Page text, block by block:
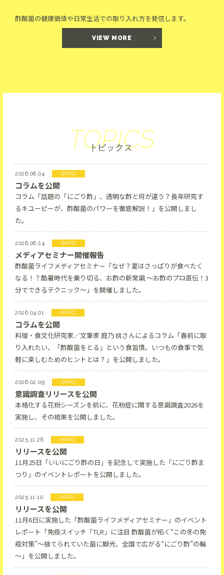
酢酸菌の健康価値や日常生活での取り入れ方を発信します。
VIEW MORE
TOPICS
2026.08.04 INFO
コラムを公開
コラム「話題の「にごり酢」、透明な酢と何が違う？長年研究す
るキユーピーが、酢酸菌のパワーを徹底解説！」を公開しまし
た。
2026.06.24 INFO
メディアセミナー開催報告
酢酸菌ライフメディアセミナー「なぜ？夏はさっぱりが食べたく
なる！？酷暑時代を乗り切る、お酢の新常識 ～お酢のプロ直伝！3
分でできるテクニック～」を開催しました。
2026.04.01 INFO
コラムを公開
料理・食文化研究家／文筆家 庭乃 桃さんによるコラム「春前に取
り入れたい、「酢酸菌をとる」という食習慣。いつもの食事で気
軽に楽しむためのヒントとは？」を公開しました。
2026.02.09 INFO
意識調査リリースを公開
本格化する花粉シーズンを前に、花粉症に関する意識調査2026を
実施し、その結果を公開しました。
2025.11.28 INFO
リリースを公開
11月25日「いいにごり酢の日」を記念して実施した「にごり酢ま
つり」のイベントレポートを公開しました。
2025.11.10 INFO
リリースを公開
11月6日に実施した「酢酸菌ライフメディアセミナー」のイベント
レポート「免疫スイッチ「TLR」に注目 酢酸菌が拓く“この冬の免
疫対策”～捨てられていた菌に脚光、全国で広がる“にごり酢”の輪
～」を公開しました。